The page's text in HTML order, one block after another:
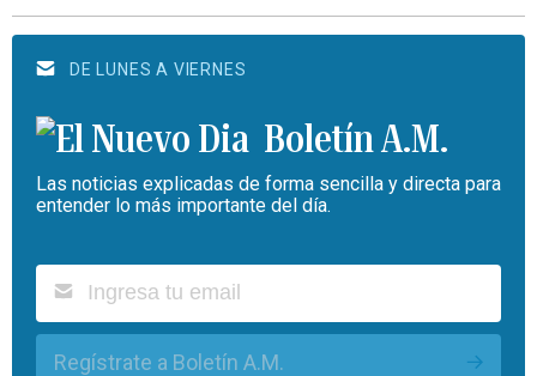
DE LUNES A VIERNES
Boletín A.M.
Las noticias explicadas de forma sencilla y directa para
entender lo más importante del día.
Regístrate a Boletín A.M.